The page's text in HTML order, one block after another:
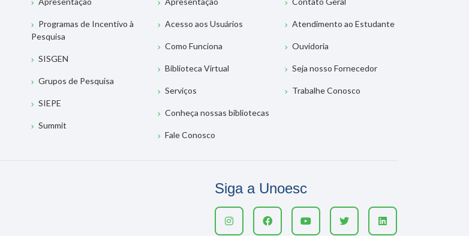
Programas de Incentivo à
Pesquisa
SISGEN
Grupos de Pesquisa
SIEPE
Summit
Acesso aos Usuários
Como Funciona
Biblioteca Virtual
Serviços
Conheça nossas bibliotecas
Fale Conosco
Atendimento ao Estudante
Ouvidoria
Seja nosso Fornecedor
Trabalhe Conosco
Siga a Unoesc